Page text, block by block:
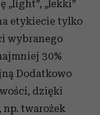
„light”, „lekki”
etykiecie tylko
wybranego
30%
Dodatkowo
dzięki
np. twarożek